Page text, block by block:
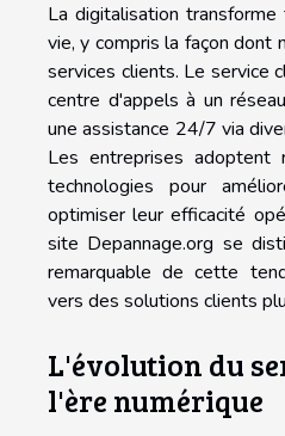
La digitalisation
vie, y compris la façon dont
services clients. Le service
centre d'appels à un
une assistance 24/7 via
Les entreprises adoptent
technologies pour
optimiser leur efficacité
site Depannage.org se
remarquable de cette
vers des solutions clients
L'évolution du
l'ère numérique